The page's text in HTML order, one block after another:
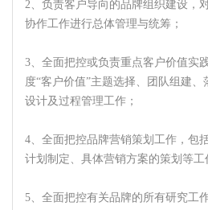
2、负责客户导向的品牌组织建设，
协作工作进行总体管理与统筹；
3、全面把控或负责重点客户价值实
度“客户价值”主题选择、团队组建、
设计及过程管理工作；
4、全面把控品牌营销策划工作，包
计划制定、具体营销方案的策划等工
5、全面把控有关品牌的所有研究工